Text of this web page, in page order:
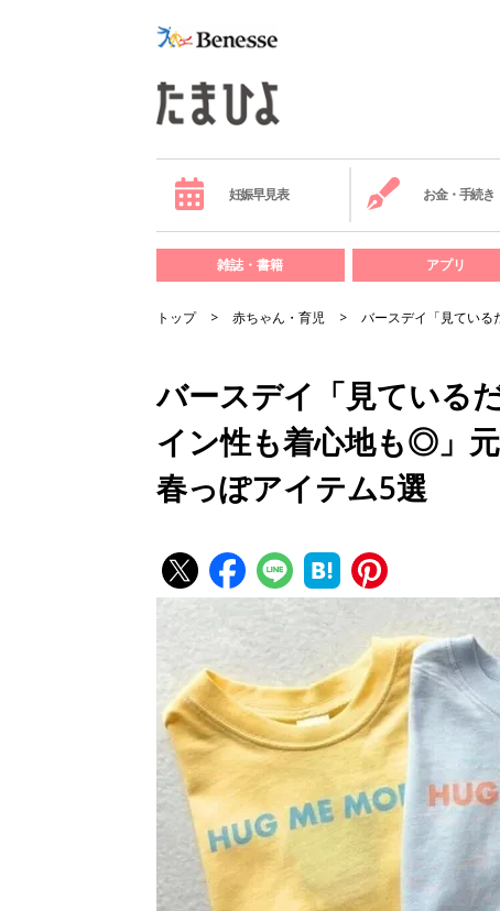
妊娠早見表 お金・手続き
雑誌・書籍 アプリ
トップ 赤ちゃん・育児 バースデイ「見てい
バースデイ「見ている
イン性も着心地も◎」
春っぽアイテム5選